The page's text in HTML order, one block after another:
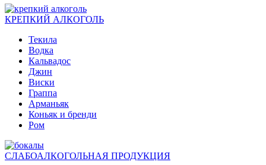
КРЕПКИЙ АЛКОГОЛЬ
Текила
Водка
Кальвадос
Джин
Виски
Граппа
Арманьяк
Коньяк и бренди
Ром
СЛАБОАЛКОГОЛЬНАЯ ПРОДУКЦИЯ